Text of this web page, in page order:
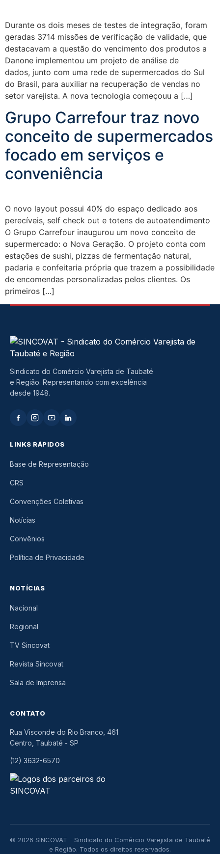
Durante os dois meses de testes de integração, foram
geradas 3714 missões de verificação de validade, que
destacavam a questão do vencimento dos produtos a
Danone implementou um projeto de análise de
dados, junto com uma rede de supermercados do Sul
do Brasil, para auxiliar na recuperação de vendas no
setor varejista. A nova tecnologia começouu a […]
Grupo Carrefour traz novo
conceito de supermercados
focado em serviços e
conveniência
O novo layout possui 40% do espaço dedicado aos
perecíveis, self check out e totens de autoatendimento
O Grupo Carrefour inaugurou um novo conceito de
supermercado: o Nova Geração. O projeto conta com
estações de sushi, pizzas de fermentação natural,
padaria e confeitaria própria que trazem a possibilidade
de encomendas personalizadas pelos clientes. Os
primeiros […]
Sindicato do Comércio Varejista de Taubaté
e Região. Representando com excelência
desde 1948.
LINKS RÁPIDOS
Base de Representação
CRS
Convenções Coletivas
Notícias
Convênios
Política de Privacidade
NOTÍCIAS
Nacional
Regional
TV Sincovat
Revista Sincovat
Sala de Imprensa
CONTATO
Rua Visconde do Rio Branco, 461
Centro, Taubaté - SP
(12) 3632-6570
© 2026 SINCOVAT - Sindicato do Comércio Varejista de Taubaté
e Região. Todos os direitos reservados.